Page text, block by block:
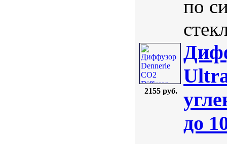
по
2155 руб.
до